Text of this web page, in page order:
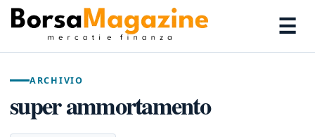
☰
ARCHIVIO
super ammortamento